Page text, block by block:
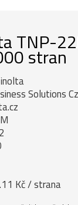
TNP-
stran
Solutions
Kč / strana